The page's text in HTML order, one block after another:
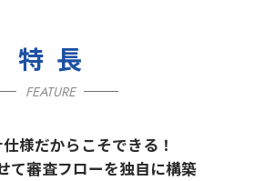
特長
FEATURE
様だからこそできる！
て審査フローを独自に構築